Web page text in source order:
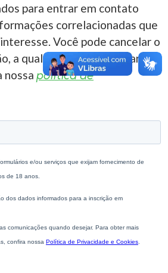
para entrar em contato
correlacionadas que
Você pode cancelar o
a qualquer momento. Para
nossa política de